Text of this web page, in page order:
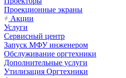
Проекционные экраны
Акции
Услуги
Сервисный центр
Запуск МФУ инженером
Обслуживание оргтехники
Дополнительные услуги
Утилизация Оргтехники